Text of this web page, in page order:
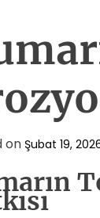
on Şubat 19,